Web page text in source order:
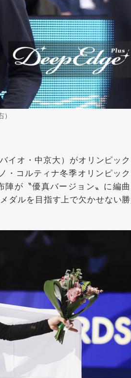
イオ・中京大）がオリンピッ
・コルティナ冬季オリンピッ
が〝優真バージョン〟に編
ダルを目指す上で欠かせない